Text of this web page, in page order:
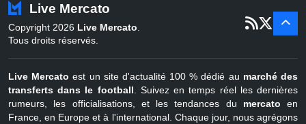
Belgique
juil - 31
Live Mercato
Copyright 2026 Live Mercato
Tous droits réservés.
Live Mercato est un site d'actualité 100 % dédié au marché des
transferts dans le football . Suivez en temps réel les dernières
rumeurs, les officialisations, et les tendances du mercato en
France, en Europe et à l'international. Chaque jour, nous agrégons